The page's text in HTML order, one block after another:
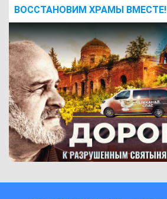
ВОCСТАНОВИМ ХРАМЫ ВМЕСТЕ!